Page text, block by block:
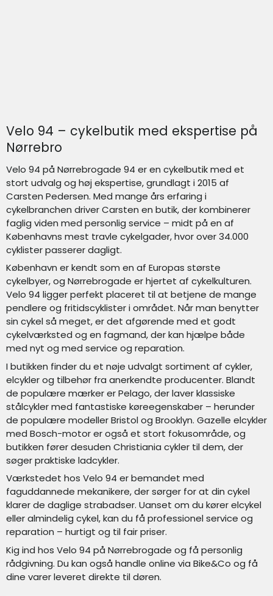
Velo 94 – cykelbutik med ekspertise på
Nørrebro
Velo 94 på Nørrebrogade 94 er en cykelbutik med et
stort udvalg og høj ekspertise, grundlagt i 2015 af
Carsten Pedersen. Med mange års erfaring i
cykelbranchen driver Carsten en butik, der kombinerer
faglig viden med personlig service – midt på en af
Københavns mest travle cykelgader, hvor over 34.000
cyklister passerer dagligt.
København er kendt som en af Europas største
cykelbyer, og Nørrebrogade er hjertet af cykelkulturen.
Velo 94 ligger perfekt placeret til at betjene de mange
pendlere og fritidscyklister i området. Når man benytter
sin cykel så meget, er det afgørende med et godt
cykelværksted og en fagmand, der kan hjælpe både
med nyt og med service og reparation.
I butikken finder du et nøje udvalgt sortiment af cykler,
elcykler og tilbehør fra anerkendte producenter. Blandt
de populære mærker er Pelago, der laver klassiske
stålcykler med fantastiske køreegenskaber – herunder
de populære modeller Bristol og Brooklyn. Gazelle elcykler
med Bosch-motor er også et stort fokusområde, og
butikken fører desuden Christiania cykler til dem, der
søger praktiske ladcykler.
Værkstedet hos Velo 94 er bemandet med
faguddannede mekanikere, der sørger for at din cykel
klarer de daglige strabadser. Uanset om du kører elcykel
eller almindelig cykel, kan du få professionel service og
reparation – hurtigt og til fair priser.
Kig ind hos Velo 94 på Nørrebrogade og få personlig
rådgivning. Du kan også handle online via Bike&Co og få
dine varer leveret direkte til døren.